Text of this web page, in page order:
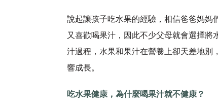
說起讓孩子吃水果的經驗，相信爸爸媽媽
又喜歡喝果汁，因此不少父母就會選擇
汁過程，水果和果汁在營養上卻天差地別
響成長。
吃水果健康，為什麼喝果汁就不健康？